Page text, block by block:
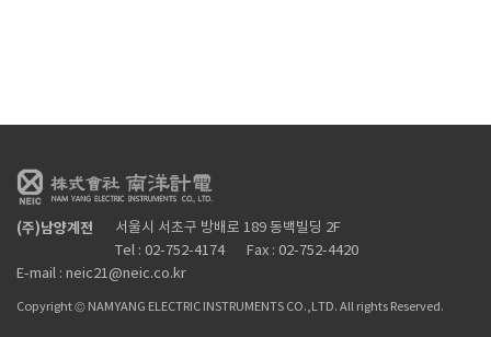
(주)남양계전
서울시 서초구 방배로 189 동백빌딩 2F
Tel : 02-752-4174
Fax : 02-752-4420
E-mail : neic21@neic.co.kr
Copyright © NAMYANG ELECTRIC INSTRUMENTS CO.,LTD. All rights Reserved.